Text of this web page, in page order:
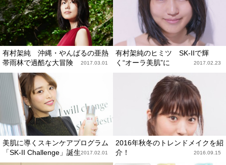
有村架純 沖縄・やんばるの亜熱
帯雨林で過酷な大冒険
2017.03.01
有村架純のヒミツ SK-IIで輝
く“オーラ美肌”に
2017.02.23
美肌に導くスキンケアプログラム
「SK-II Challenge」誕生2017.02.01
2016年秋冬のトレンドメイクを紹
介！
2016.09.15